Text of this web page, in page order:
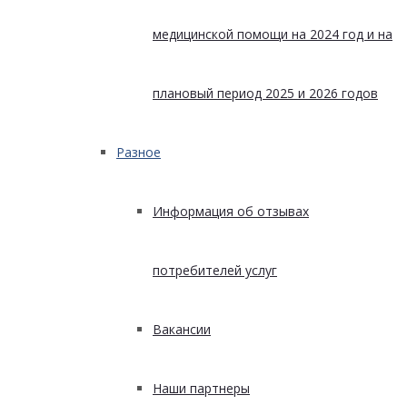
медицинской помощи на 2024 год и на
плановый период 2025 и 2026 годов
Разное
Информация об отзывах
потребителей услуг
Вакансии
Наши партнеры